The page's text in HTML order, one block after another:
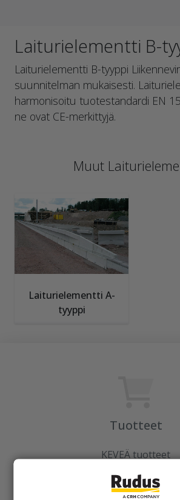
Laiturielementti B-
Laiturielementti B-tyyppi
suunnitelman mukaisesti.
harmonisoitu tuotestandardi EN
ne ovat CE-merkittyjä.
Muut
Laiturielementti A-
tyyppi
Tuotteet
KEVEÄ tuotteet
Kiviainekset